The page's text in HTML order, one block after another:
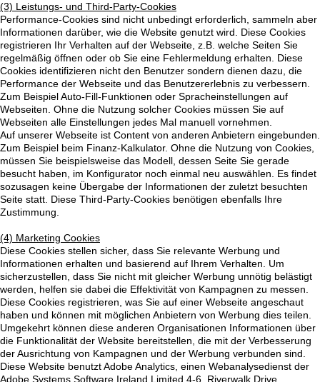
(3) Leistungs- und Third-Party-Cookies
Performance-Cookies sind nicht unbedingt erforderlich, sammeln aber
Informationen darüber, wie die Website genutzt wird. Diese Cookies
registrieren Ihr Verhalten auf der Webseite, z.B. welche Seiten Sie
regelmäßig öffnen oder ob Sie eine Fehlermeldung erhalten. Diese
Cookies identifizieren nicht den Benutzer sondern dienen dazu, die
Performance der Webseite und das Benutzererlebnis zu verbessern.
Zum Beispiel Auto-Fill-Funktionen oder Spracheinstellungen auf
Webseiten. Ohne die Nutzung solcher Cookies müssen Sie auf
Webseiten alle Einstellungen jedes Mal manuell vornehmen.
Auf unserer Webseite ist Content von anderen Anbietern eingebunden.
Zum Beispiel beim Finanz-Kalkulator. Ohne die Nutzung von Cookies,
müssen Sie beispielsweise das Modell, dessen Seite Sie gerade
besucht haben, im Konfigurator noch einmal neu auswählen. Es findet
sozusagen keine Übergabe der Informationen der zuletzt besuchten
Seite statt. Diese Third-Party-Cookies benötigen ebenfalls Ihre
Zustimmung.
(4) Marketing Cookies
Diese Cookies stellen sicher, dass Sie relevante Werbung und
Informationen erhalten und basierend auf Ihrem Verhalten. Um
sicherzustellen, dass Sie nicht mit gleicher Werbung unnötig belästigt
werden, helfen sie dabei die Effektivität von Kampagnen zu messen.
Diese Cookies registrieren, was Sie auf einer Webseite angeschaut
haben und können mit möglichen Anbietern von Werbung dies teilen.
Umgekehrt können diese anderen Organisationen Informationen über
die Funktionalität der Website bereitstellen, die mit der Verbesserung
der Ausrichtung von Kampagnen und der Werbung verbunden sind.
Diese Website benutzt Adobe Analytics, einen Webanalysedienst der
Adobe Systems Software Ireland Limited 4-6, Riverwalk Drive,